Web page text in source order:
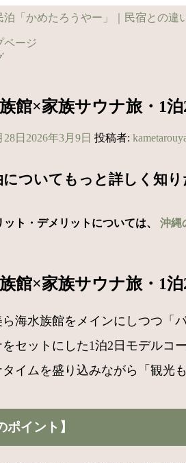
ページ
族館×家族サウナ旅・1
28日 2026年3月9日 投稿者:
ついてもっと詳しく知り
ット・デメリットについては、 沖縄
族館×家族サウナ旅・1
海水族館をメインにしつつ「
をセットにした1泊2日モデルコ
イムを盛り込みながら「観光
ポイント】